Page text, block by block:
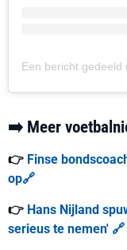
➡️ Meer
👉 Finse
op🔗
👉 Hans Nijland
serieus te nemen' 🔗